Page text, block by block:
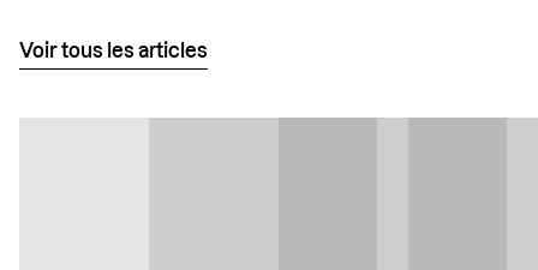
Voir tous les articles